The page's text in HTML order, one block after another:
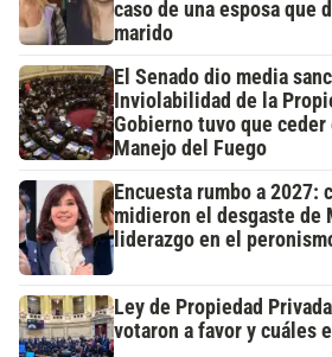
caso de una esposa que
marido
El Senado dio media
Inviolabilidad de la
Gobierno tuvo que ceder
Manejo del Fuego
Encuesta rumbo a 2027:
midieron el desgaste de
liderazgo en el
Ley de Propiedad
votaron a favor y cuáles